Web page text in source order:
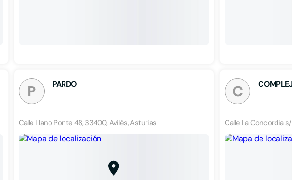
P PARDO
Calle Llano Ponte 48, 33400, Avilés, Asturias
C
Calle La Concordia